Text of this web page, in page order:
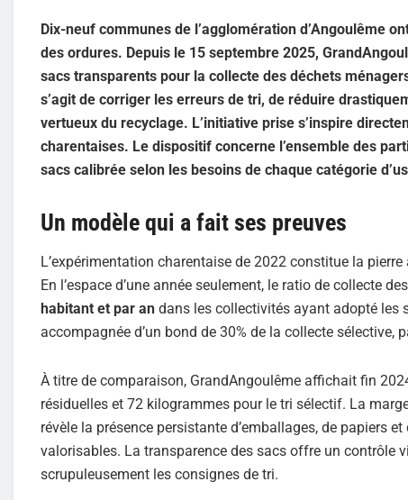
Dix-neuf communes de l’agglomération d’Angoulême
des ordures. Depuis le 15 septembre 2025,
sacs transparents pour la collecte des déchets
s’agit de corriger les erreurs de tri, de réduire
vertueux du recyclage. L’initiative prise s’inspire
charentaises. Le dispositif concerne l’ensemble des
sacs calibrée selon les besoins de chaque catégorie
Un modèle qui a fait ses preuves
L’expérimentation charentaise de 2022 constitue la
En l’espace d’une année seulement, le ratio de collecte
habitant et par an dans les collectivités ayant adopté les
accompagnée d’un bond de 30% de la collecte
À titre de comparaison, GrandAngoulême affichait fin
résiduelles et 72 kilogrammes pour le tri sélectif. La
révèle la présence persistante d’emballages, de papiers
valorisables. La transparence des sacs offre un contrôle
scrupuleusement les consignes de tri.